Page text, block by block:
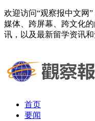
欢迎访问“观察报中文网
媒体、跨屏幕、跨文化
讯，以及最新留学资讯
首页
要闻